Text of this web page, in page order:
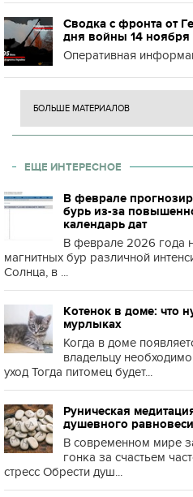
Сводка с фронта от
дня войны 14 ноября
Оперативная
БОЛЬШЕ МАТЕРИАЛОВ
ЕЩЕ ИНТЕРЕСНОЕ
В феврале
бурь из-за
календарь дат
В феврале 2026 года
магнитных бур различной
Солнца, в ...
Котенок в доме: что
мурлыках
Когда в доме
владельцу
уход Тогда питомец будет...
Руническая
душевного
В современном мире
гонка за счастьем
стресс Обрести душ...